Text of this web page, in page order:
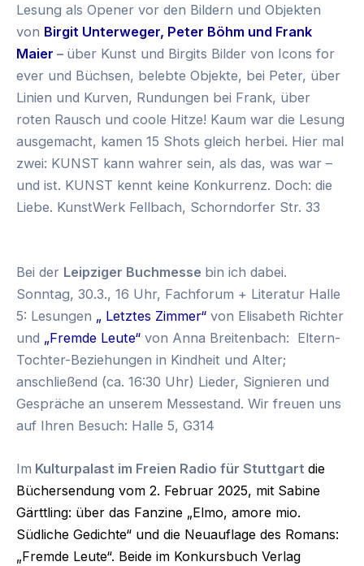
Lesung als Opener vor den Bildern und Objekten
von Birgit Unterweger, Peter Böhm und Frank
Maier – über Kunst und Birgits Bilder von Icons for
ever und Büchsen, belebte Objekte, bei Peter, über
Linien und Kurven, Rundungen bei Frank, über
roten Rausch und coole Hitze! Kaum war die Lesung
ausgemacht, kamen 15 Shots gleich herbei. Hier mal
zwei: KUNST kann wahrer sein, als das, was war –
und ist. KUNST kennt keine Konkurrenz. Doch: die
Liebe. KunstWerk Fellbach, Schorndorfer Str. 33
Bei der Leipziger Buchmesse bin ich dabei.
Sonntag, 30.3., 16 Uhr, Fachforum + Literatur Halle
5: Lesungen „ Letztes Zimmer“ von Elisabeth Richter
und „Fremde Leute“ von Anna Breitenbach: Eltern-
Tochter-Beziehungen in Kindheit und Alter;
anschließend (ca. 16:30 Uhr) Lieder, Signieren und
Gespräche an unserem Messestand. Wir freuen uns
auf Ihren Besuch: Halle 5, G314
Im Kulturpalast im Freien Radio für Stuttgart die
Büchersendung vom 2. Februar 2025, mit Sabine
Gärttling: über das Fanzine „Elmo, amore mio.
Südliche Gedichte“ und die Neuauflage des Romans:
„Fremde Leute“. Beide im Konkursbuch Verlag